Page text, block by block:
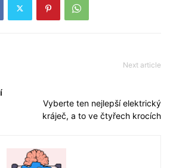
Next article
Vyberte ten nejlepší elektrický
kráječ, a to ve čtyřech krocích